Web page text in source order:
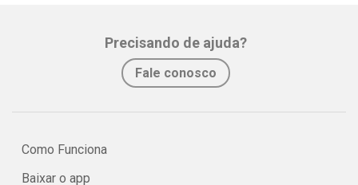
Precisando de ajuda?
Fale conosco
Como Funciona
Baixar o app